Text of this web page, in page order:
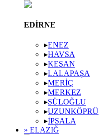
EDIRNE
▸ENEZ
▸HAVSA
▸KEŞAN
▸LALAPAŞA
▸MERIÇ
▸MERKEZ
▸SÜLOĞLU
▸UZUNKÖPRÜ
▸İPSALA
» ELAZIĞ